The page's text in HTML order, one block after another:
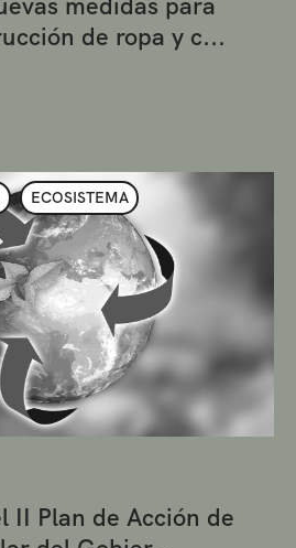
de ropa y c...
ECOSISTEMA
II Plan de Acción de